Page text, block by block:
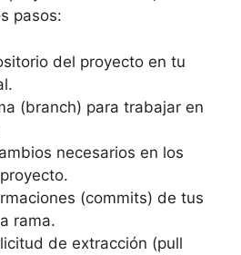
pasos:
del proyecto en tu
(branch) para trabajar en
necesarios en los
(commits) de tus
rama.
de extracción (pull